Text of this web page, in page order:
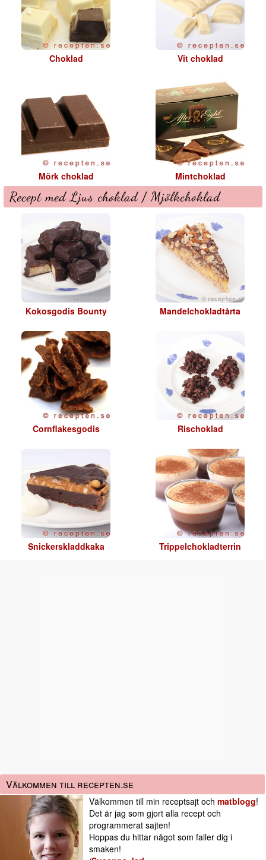
Choklad Vit choklad
Mörk choklad Mintchoklad
Recept med Ljus choklad / Mjölkchoklad
Kokosgodis Bounty Mandelchokladtårta
Cornflakesgodis Rischoklad
Snickerskladdkaka Trippelchokladterrin
Välkommen till recepten.se
Välkommen till min receptsajt och matblogg!
Det är jag som gjort alla recept och
programmerat sajten!
Hoppas du hittar något som faller dig i
smaken!